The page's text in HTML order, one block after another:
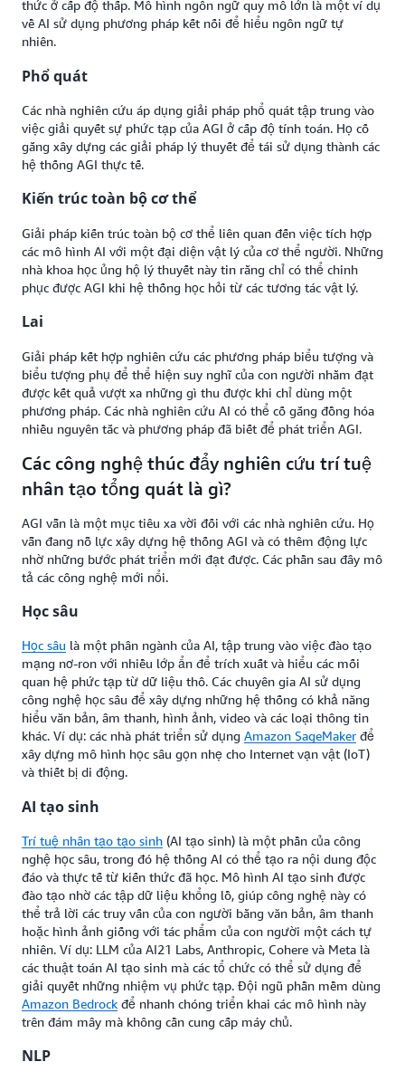
thức ở cấp độ thấp. Mô hình ngôn ngữ quy mô lớn là một ví dụ
về AI sử dụng phương pháp kết nối để hiểu ngôn ngữ tự
nhiên.
Phổ quát
Các nhà nghiên cứu áp dụng giải pháp phổ quát tập trung vào
việc giải quyết sự phức tạp của AGI ở cấp độ tính toán. Họ cố
gắng xây dựng các giải pháp lý thuyết để tái sử dụng thành các
hệ thống AGI thực tế.
Kiến trúc toàn bộ cơ thể
Giải pháp kiến trúc toàn bộ cơ thể liên quan đến việc tích hợp
các mô hình AI với một đại diện vật lý của cơ thể người. Những
nhà khoa học ủng hộ lý thuyết này tin rằng chỉ có thể chinh
phục được AGI khi hệ thống học hỏi từ các tương tác vật lý.
Lai
Giải pháp kết hợp nghiên cứu các phương pháp biểu tượng và
biểu tượng phụ để thể hiện suy nghĩ của con người nhằm đạt
được kết quả vượt xa những gì thu được khi chỉ dùng một
phương pháp. Các nhà nghiên cứu AI có thể cố gắng đồng hóa
nhiều nguyên tắc và phương pháp đã biết để phát triển AGI.
Các công nghệ thúc đẩy nghiên cứu trí tuệ
nhân tạo tổng quát là gì?
AGI vẫn là một mục tiêu xa vời đối với các nhà nghiên cứu. Họ
vẫn đang nỗ lực xây dựng hệ thống AGI và có thêm động lực
nhờ những bước phát triển mới đạt được. Các phần sau đây mô
tả các công nghệ mới nổi.
Học sâu
Học sâu là một phân ngành của AI, tập trung vào việc đào tạo
mạng nơ-ron với nhiều lớp ẩn để trích xuất và hiểu các mối
quan hệ phức tạp từ dữ liệu thô. Các chuyên gia AI sử dụng
công nghệ học sâu để xây dựng những hệ thống có khả năng
hiểu văn bản, âm thanh, hình ảnh, video và các loại thông tin
khác. Ví dụ: các nhà phát triển sử dụng Amazon SageMaker để
xây dựng mô hình học sâu gọn nhẹ cho Internet vạn vật (IoT)
và thiết bị di động.
AI tạo sinh
Trí tuệ nhân tạo tạo sinh (AI tạo sinh) là một phần của công
nghệ học sâu, trong đó hệ thống AI có thể tạo ra nội dung độc
đáo và thực tế từ kiến thức đã học. Mô hình AI tạo sinh được
đào tạo nhờ các tập dữ liệu khổng lồ, giúp công nghệ này có
thể trả lời các truy vấn của con người bằng văn bản, âm thanh
hoặc hình ảnh giống với tác phẩm của con người một cách tự
nhiên. Ví dụ: LLM của AI21 Labs, Anthropic, Cohere và Meta là
các thuật toán AI tạo sinh mà các tổ chức có thể sử dụng để
giải quyết những nhiệm vụ phức tạp. Đội ngũ phần mềm dùng
Amazon Bedrock để nhanh chóng triển khai các mô hình này
trên đám mây mà không cần cung cấp máy chủ.
NLP